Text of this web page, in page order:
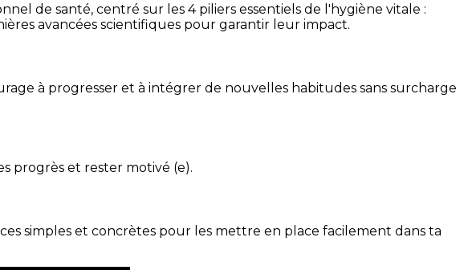
de santé, centré sur les 4 piliers essentiels de l'hygiène vitale :
avancées scientifiques pour garantir leur impact.
à progresser et à intégrer de nouvelles habitudes sans surcharge
progrès et rester motivé (e).
simples et concrètes pour les mettre en place facilement dans ta